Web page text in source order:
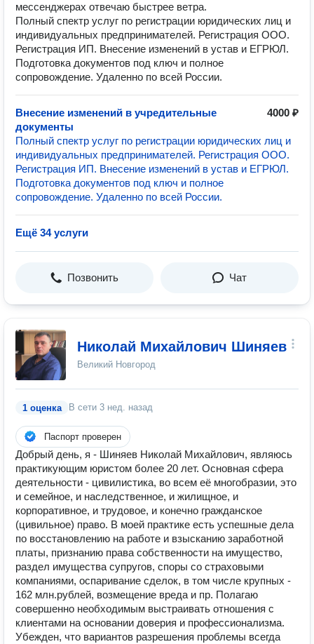
мессенджерах отвечаю быстрее ветра.
Полный спектр услуг по регистрации юридических лиц и
индивидуальных предпринимателей. Регистрация ООО.
Регистрация ИП. Внесение изменений в устав и ЕГРЮЛ.
Подготовка документов под ключ и полное
сопровождение. Удаленно по всей России.
Внесение изменений в учредительные
документы
4000 ₽
Полный спектр услуг по регистрации юридических лиц и
индивидуальных предпринимателей. Регистрация ООО.
Регистрация ИП. Внесение изменений в устав и ЕГРЮЛ.
Подготовка документов под ключ и полное
сопровождение. Удаленно по всей России.
Ещё 34 услуги
Позвонить Чат
Николай Михайлович Шиняев
Великий Новгород
1 оценка В сети 3 нед. назад
Паспорт проверен
Добрый день, я - Шиняев Николай Михайлович, являюсь
практикующим юристом более 20 лет. Основная сфера
деятельности - цивилистика, во всем её многобразии, это
и семейное, и наследственное, и жилищное, и
корпоративное, и трудовое, и конечно гражданское
(цивильное) право. В моей практике есть успешные дела
по восстановлению на работе и взысканию заработной
платы, признанию права собственности на имущество,
раздел имущества супругов, споры со страховыми
компаниями, оспаривание сделок, в том числе крупных -
162 млн.рублей, возмещение вреда и пр. Полагаю
совершенно необходимым выстраивать отношения с
клиентами на основании доверия и профессионализма.
Убежден, что вариантов разрешения проблемы всегда